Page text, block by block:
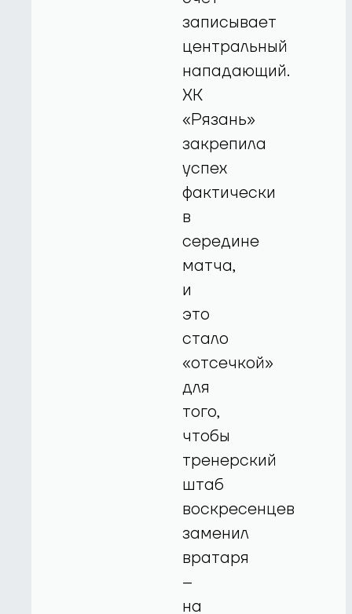
записывает
центральный
нападающий.
ХК
«Рязань»
закрепила
успех
фактически
в
середине
матча,
и
это
стало
«отсечкой»
для
того,
чтобы
тренерский
штаб
воскресенцев
заменил
вратаря
–
на